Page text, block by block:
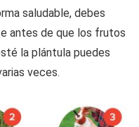
saludable, debes
antes de que los frutos
la plántula puedes
veces.